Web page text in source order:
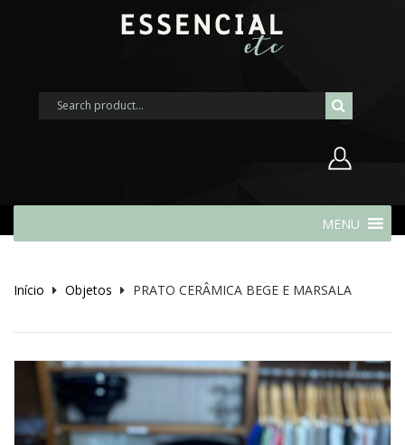
Lembrar-me
MENU
Início Objetos PRATO CERÂMICA BEGE E MARSALA